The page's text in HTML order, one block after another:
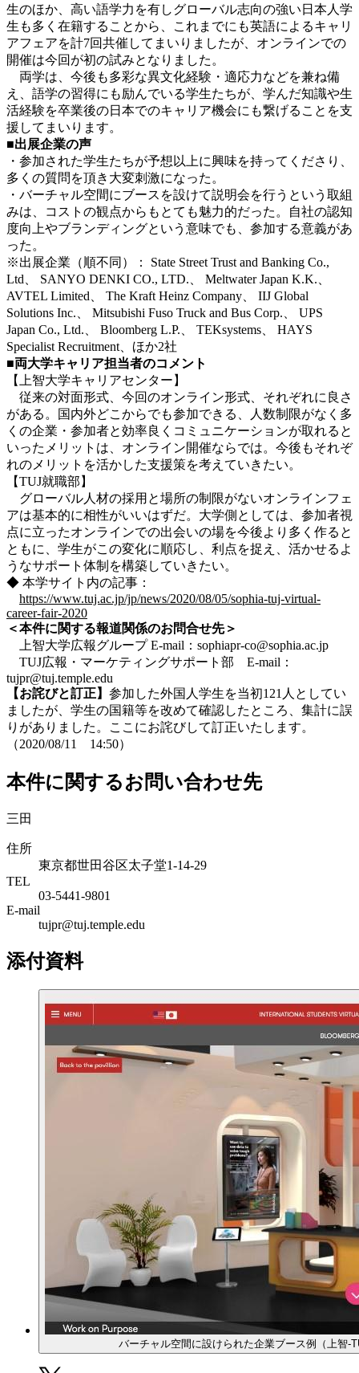
生のほか、高い語学力を有しグローバル志向の強い日本人学
生も多く在籍することから、これまでにも英語によるキャリ
アフェアを計7回共催してまいりましたが、オンラインでの
開催は今回が初の試みとなりました。
両学は、今後も多彩な異文化経験・適応力などを兼ね備
え、語学の習得にも励んでいる学生たちが、学んだ知識や生
活経験を卒業後の日本でのキャリア機会にも繋げることを支
援してまいります。
■出展企業の声
・参加された学生たちが予想以上に興味を持ってくださり、
多くの質問を頂き大変刺激になった。
・バーチャル空間にブースを設けて説明会を行うという取組
みは、コストの観点からもとても魅力的だった。自社の認知
度向上やブランディングという意味でも、参加する意義があ
った。
※出展企業（順不同）： State Street Trust and Banking Co.,
Ltd、 SANYO DENKI CO., LTD.、 Meltwater Japan K.K.、
AVTEL Limited、 The Kraft Heinz Company、 IIJ Global
Solutions Inc.、 Mitsubishi Fuso Truck and Bus Corp.、 UPS
Japan Co., Ltd.、 Bloomberg L.P.、 TEKsystems、 HAYS
Specialist Recruitment、ほか2社
■両大学キャリア担当者のコメント
【上智大学キャリアセンター】
従来の対面形式、今回のオンライン形式、それぞれに良さ
がある。国内外どこからでも参加できる、人数制限がなく多
くの企業・参加者と効率良くコミュニケーションが取れると
いったメリットは、オンライン開催ならでは。今後もそれぞ
れのメリットを活かした支援策を考えていきたい。
【TUJ就職部】
グローバル人材の採用と場所の制限がないオンラインフェ
アは基本的に相性がいいはずだ。大学側としては、参加者視
点に立ったオンラインでの出会いの場を今後より多く作ると
ともに、学生がこの変化に順応し、利点を捉え、活かせるよ
うなサポート体制を構築していきたい。
◆ 本学サイト内の記事：
https://www.tuj.ac.jp/jp/news/2020/08/05/sophia-tuj-virtual-
career-fair-2020
＜本件に関する報道関係のお問合せ先＞
上智大学広報グループ E-mail：sophiapr-co@sophia.ac.jp
TUJ広報・マーケティングサポート部 E-mail：
tujpr@tuj.temple.edu
【お詫びと訂正】 参加した外国人学生を当初121人としてい
ましたが、学生の国籍等を改めて確認したところ、集計に誤
りがありました。ここにお詫びして訂正いたします。
（2020/08/11 14:50）
本件に関するお問い合わせ先
三田
住所
東京都世田谷区太子堂1-14-29
TEL
03-5441-9801
E-mail
tujpr@tuj.temple.edu
添付資料
バーチャル空間に設けられた企業ブース例（上智-